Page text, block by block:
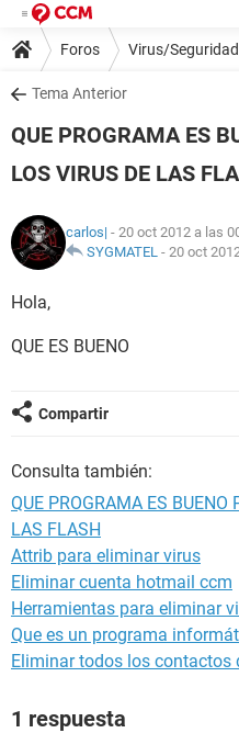
Foros Virus/Seguridad
Tema Anterior
QUE PROGRAMA ES
LOS VIRUS DE LAS
carlos| - 20 oct 2012 a las
SYGMATEL - 20 oct
Hola,
QUE ES BUENO
Compartir
Consulta también:
QUE PROGRAMA ES BUENO
LAS FLASH
Attrib para eliminar virus
Eliminar cuenta hotmail ccm
Herramientas para eliminar
Que es un programa
Eliminar todos los contactos
1 respuesta